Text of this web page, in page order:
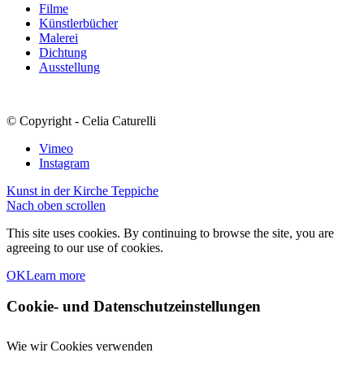
Filme
Künstlerbücher
Malerei
Dichtung
Ausstellung
© Copyright - Celia Caturelli
Vimeo
Instagram
Kunst in der Kirche Teppiche
Nach oben scrollen
This site uses cookies. By continuing to browse the site, you are
agreeing to our use of cookies.
OKLearn more
Cookie- und Datenschutzeinstellungen
Wie wir Cookies verwenden